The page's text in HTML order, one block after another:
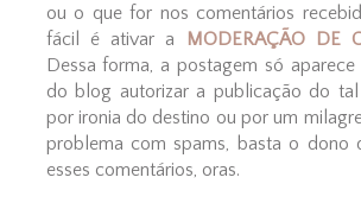
ou o que for nos comentários
fácil é ativar a
MODERAÇÃO DE
Dessa forma, a postagem só
do blog autorizar a publicação do tal
por ironia do destino ou por um
problema com spams, basta o dono
esses comentários, oras.